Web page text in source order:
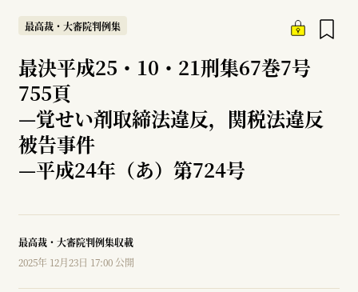
最高裁・大審院判例集
最決平成25・10・21刑集67巻7号
755頁
—覚せい剤取締法違反，関税法違反
被告事件
—平成24年（あ）第724号
最高裁・大審院判例集収載
2025年 12月23日 17:00 公開